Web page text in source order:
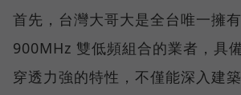
首先，台灣大哥大是全台唯一擁
900MHz 雙低頻組合的業者，具
穿透力強的特性，不僅能深入建